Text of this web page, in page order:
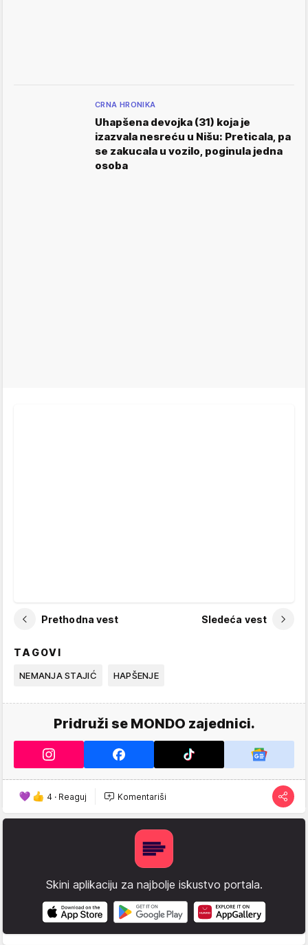
CRNA HRONIKA
Uhapšena devojka (31) koja je
izazvala nesreću u Nišu: Preticala, pa
se zakucala u vozilo, poginula jedna
osoba
Prethodna vest Sledeća vest
TAGOVI
NEMANJA STAJIĆ HAPŠENJE
Pridruži se MONDO zajednici.
4 · Reaguj Komentariši
Skini aplikaciju za najbolje iskustvo portala.